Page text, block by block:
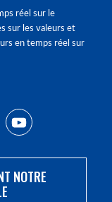
réel sur le
sur les valeurs et
en temps réel sur
NOTRE